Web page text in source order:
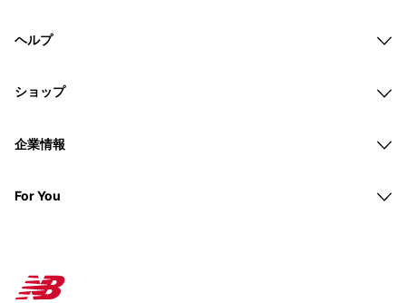
ヘルプ
ショップ
企業情報
For You